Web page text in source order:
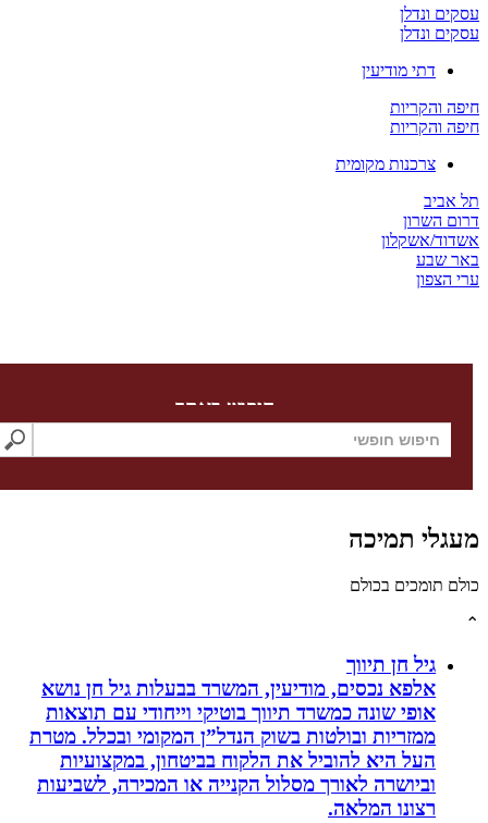
ונדלן
ונדלן
דתי מודיעין
צרכנות מקומית
אשקלון
חיפוש באתר
תמיכה
בכולם
גיל חן תיווך
אלפא נכסים, מודיעין, המשרד בבעלות גיל חן נושא
אופי שונה כמשרד תיווך בוטיקי וייחודי עם תוצאות
ממזריות ובולטות בשוק הנדל”ן המקומי ובכלל. מטרת
העל היא להוביל את הלקוח בביטחון, במקצועיות
וביושרה לאורך מסלול הקנייה או המכירה, לשביעות
רצונו המלאה.